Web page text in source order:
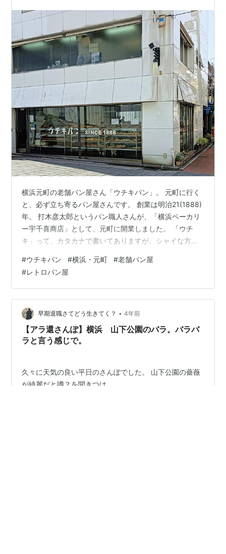
横浜元町の老舗パン屋さん「ウチキパン」。 元町に行く
と、必ず立ち寄るパン屋さんです。 創業は明治21(1888)
年。 打木彦太郎というパン職人さんが、「横浜ベーカリ
ー宇千喜商店」として、元町に開業しました。 「ウチ
キ」って、カタカナで書いてありますが、シャイな方の
そんでもって最初は「打木」でもなく「宇千喜」だった
とはw。なんとなくおめでたい感じの当て字が、当時の雰
囲気を偲ばせます。 いつも買うのは、定番の山型食パン
「イングランド」。 創業以来作り続けられているイギリ
スパン。 ホップを使った発酵種で、長時間かけて作られ
ているそうです。 ふんわり…
#ウチキパン #横浜・元町 #老舗パン屋
#レトロパン屋
早期退職さてどう生きてく？ • 4年前
【アラ還さんぽ】横浜 山下公園のバラ。バラバ
ラと言う感じで。